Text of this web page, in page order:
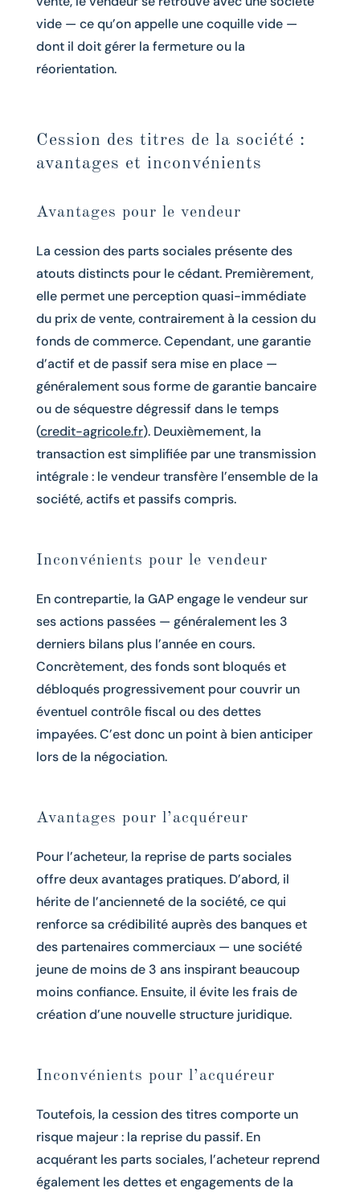
vide — ce qu’on appelle une coquille vide —
dont il doit gérer la fermeture ou la
réorientation.
Cession des titres de la société :
avantages et inconvénients
Avantages pour le vendeur
La cession des parts sociales présente des
atouts distincts pour le cédant. Premièrement,
elle permet une perception quasi-immédiate
du prix de vente, contrairement à la cession du
fonds de commerce. Cependant, une garantie
d’actif et de passif sera mise en place —
généralement sous forme de garantie bancaire
ou de séquestre dégressif dans le temps
(credit-agricole.fr). Deuxièmement, la
transaction est simplifiée par une transmission
intégrale : le vendeur transfère l’ensemble de la
société, actifs et passifs compris.
Inconvénients pour le vendeur
En contrepartie, la GAP engage le vendeur sur
ses actions passées — généralement les 3
derniers bilans plus l’année en cours.
Concrètement, des fonds sont bloqués et
débloqués progressivement pour couvrir un
éventuel contrôle fiscal ou des dettes
impayées. C’est donc un point à bien anticiper
lors de la négociation.
Avantages pour l’acquéreur
Pour l’acheteur, la reprise de parts sociales
offre deux avantages pratiques. D’abord, il
hérite de l’ancienneté de la société, ce qui
renforce sa crédibilité auprès des banques et
des partenaires commerciaux — une société
jeune de moins de 3 ans inspirant beaucoup
moins confiance. Ensuite, il évite les frais de
création d’une nouvelle structure juridique.
Inconvénients pour l’acquéreur
Toutefois, la cession des titres comporte un
risque majeur : la reprise du passif. En
acquérant les parts sociales, l’acheteur reprend
également les dettes et engagements de la